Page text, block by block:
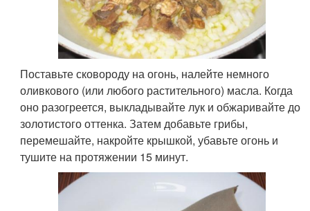
Поставьте сковороду на огонь, налейте немного
оливкового (или любого растительного) масла. Когда
оно разогреется, выкладывайте лук и обжаривайте до
золотистого оттенка. Затем добавьте грибы,
перемешайте, накройте крышкой, убавьте огонь и
тушите на протяжении 15 минут.